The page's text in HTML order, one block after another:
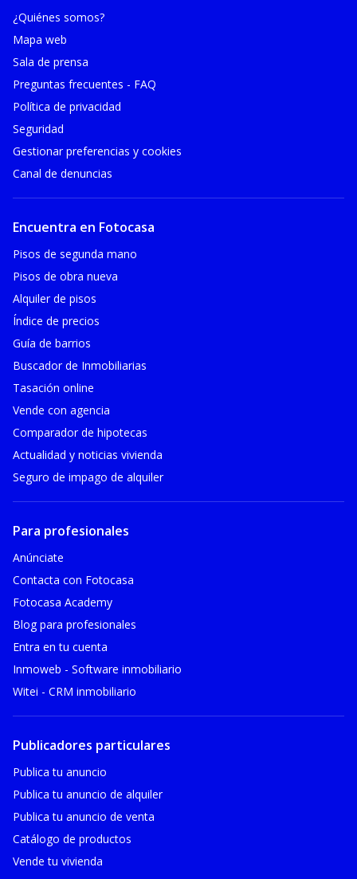
¿Quiénes somos?
Mapa web
Sala de prensa
Preguntas frecuentes - FAQ
Política de privacidad
Seguridad
Gestionar preferencias y cookies
Canal de denuncias
Encuentra en Fotocasa
Pisos de segunda mano
Pisos de obra nueva
Alquiler de pisos
Índice de precios
Guía de barrios
Buscador de Inmobiliarias
Tasación online
Vende con agencia
Comparador de hipotecas
Actualidad y noticias vivienda
Seguro de impago de alquiler
Para profesionales
Anúnciate
Contacta con Fotocasa
Fotocasa Academy
Blog para profesionales
Entra en tu cuenta
Inmoweb - Software inmobiliario
Witei - CRM inmobiliario
Publicadores particulares
Publica tu anuncio
Publica tu anuncio de alquiler
Publica tu anuncio de venta
Catálogo de productos
Vende tu vivienda